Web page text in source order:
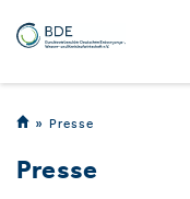
Presse
Presse